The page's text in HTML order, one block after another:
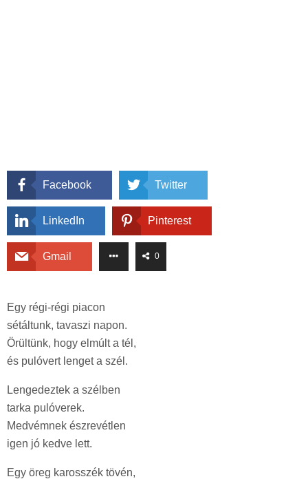
Facebook Twitter
LinkedIn Pinterest
Gmail 0
Egy régi-régi piacon
sétáltunk, tavaszi napon.
Örültünk, hogy elmúlt a tél,
és pulóvert lenget a szél.
Lengedeztek a szélben
tarka pulóverek.
Medvémnek észrevétlen
igen jó kedve lett.
Egy öreg karosszék tövén,